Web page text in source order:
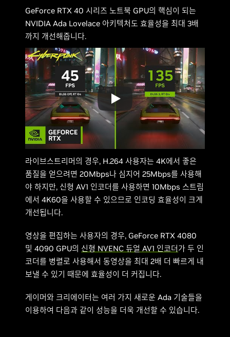
GeForce RTX 40 시리즈 노트북 GPU의 핵심이 되는
NVIDIA Ada Lovelace 아키텍처도 효율성을 최대 3배
까지 개선해줍니다.
라이브스트리머의 경우, H.264 사용자는 4K에서 좋은
품질을 얻으려면 20Mbps나 심지어 25Mbps를 사용해
야 하지만, 신형 AV1 인코더를 사용하면 10Mbps 스트림
에서 4K60을 사용할 수 있으므로 인코딩 효율성이 크게
개선됩니다.
영상을 편집하는 사용자의 경우, GeForce RTX 4080
및 4090 GPU의 신형 NVENC 듀얼 AV1 인코더가 두 인
코더를 병렬로 사용해서 동영상을 최대 2배 더 빠르게 내
보낼 수 있기 때문에 효율성이 더 커집니다.
게이머와 크리에이터는 여러 가지 새로운 Ada 기술들을
이용하여 다음과 같이 성능을 더욱 개선할 수 있습니다.